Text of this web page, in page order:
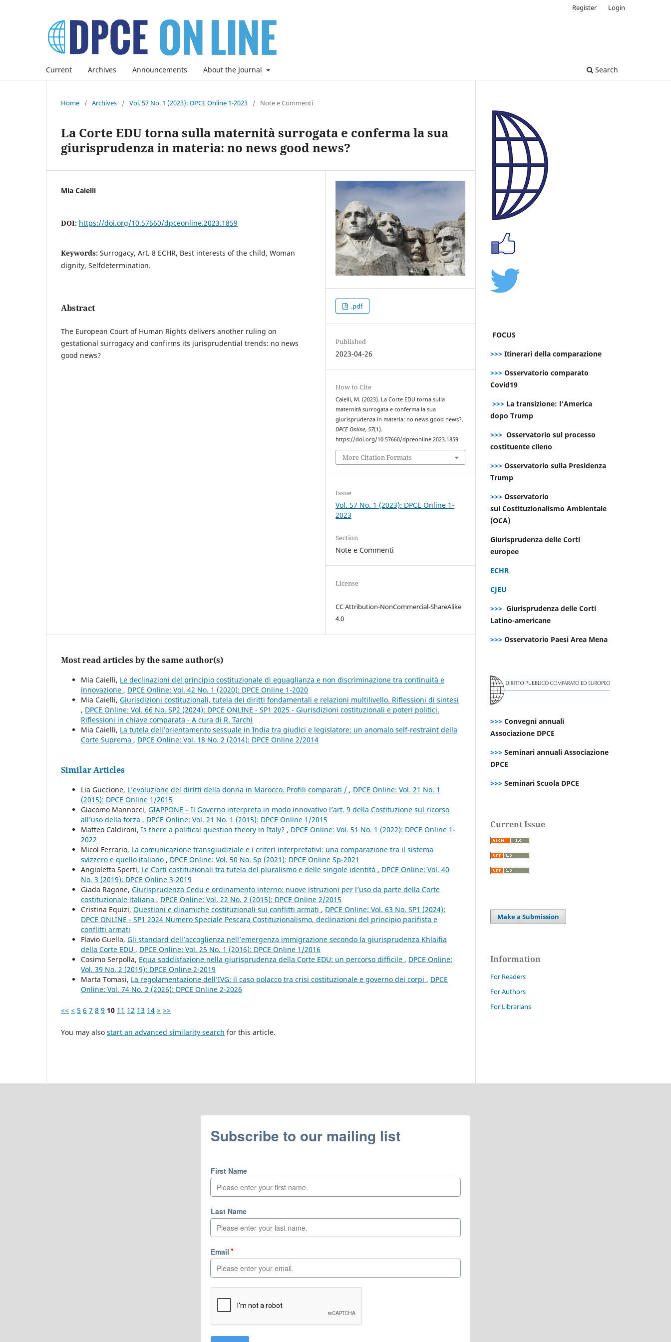
Current Archives Announcements About the Journal Search
Register Login
Home / Archives / Vol. 57 No. 1 (2023): DPCE Online 1-2023 / Note e Commenti
La Corte EDU torna sulla maternità surrogata e conferma la sua
giurisprudenza in materia: no news good news?
Mia Caielli
DOI: https://doi.org/10.57660/dpceonline.2023.1859
Keywords: Surrogacy, Art. 8 ECHR, Best interests of the child, Woman
dignity, Selfdetermination.
Abstract
The European Court of Human Rights delivers another ruling on
gestational surrogacy and confirms its jurisprudential trends: no news
good news?
.pdf
Published
2023-04-26
How to Cite
Caielli, M. (2023). La Corte EDU torna sulla
maternità surrogata e conferma la sua
giurisprudenza in materia: no news good news?.
DPCE Online,57(1).
https://doi.org/10.57660/dpceonline.2023.1859
More Citation Formats
Issue
Vol. 57 No. 1 (2023): DPCE Online 1-
2023
Section
Note e Commenti
License
CC Attribution-NonCommercial-ShareAlike
4.0
Most read articles by the same author(s)
Mia Caielli, Le declinazioni del principio costituzionale di eguaglianza e non discriminazione tra continuità e
innovazione , DPCE Online: Vol. 42 No. 1 (2020): DPCE Online 1-2020
Mia Caielli, Giurisdizioni costituzionali, tutela dei diritti fondamentali e relazioni multilivello. Riflessioni di sintesi
, DPCE Online: Vol. 66 No. SP2 (2024): DPCE ONLINE - SP1 2025 - Giurisdizioni costituzionali e poteri politici.
Riflessioni in chiave comparata - A cura di R. Tarchi
Mia Caielli, La tutela dell’orientamento sessuale in India tra giudici e legislatore: un anomalo self-restraint della
Corte Suprema , DPCE Online: Vol. 18 No. 2 (2014): DPCE Online 2/2014
Similar Articles
Lia Guccione, L’evoluzione dei diritti della donna in Marocco. Profili comparati / , DPCE Online: Vol. 21 No. 1
(2015): DPCE Online 1/2015
Giacomo Mannocci, GIAPPONE – Il Governo interpreta in modo innovativo l’art. 9 della Costituzione sul ricorso
all’uso della forza , DPCE Online: Vol. 21 No. 1 (2015): DPCE Online 1/2015
Matteo Caldironi, Is there a political question theory in Italy? , DPCE Online: Vol. 51 No. 1 (2022): DPCE Online 1-
2022
Micol Ferrario, La comunicazione transgiudiziale e i criteri interpretativi: una comparazione tra il sistema
svizzero e quello italiano , DPCE Online: Vol. 50 No. Sp (2021): DPCE Online Sp-2021
Angioletta Sperti, Le Corti costituzionali tra tutela del pluralismo e delle singole identità , DPCE Online: Vol. 40
No. 3 (2019): DPCE Online 3-2019
Giada Ragone, Giurisprudenza Cedu e ordinamento interno: nuove istruzioni per l’uso da parte della Corte
costituzionale italiana , DPCE Online: Vol. 22 No. 2 (2015): DPCE Online 2/2015
Cristina Equizi, Questioni e dinamiche costituzionali sui conflitti armati , DPCE Online: Vol. 63 No. SP1 (2024):
DPCE ONLINE - SP1 2024 Numero Speciale Pescara Costituzionalismo, declinazioni del principio pacifista e
conflitti armati
Flavio Guella, Gli standard dell’accoglienza nell’emergenza immigrazione secondo la giurisprudenza Khlaifia
della Corte EDU , DPCE Online: Vol. 25 No. 1 (2016): DPCE Online 1/2016
Cosimo Serpolla, Equa soddisfazione nella giurisprudenza della Corte EDU: un percorso difficile , DPCE Online:
Vol. 39 No. 2 (2019): DPCE Online 2-2019
Marta Tomasi, La regolamentazione dell’IVG: il caso polacco tra crisi costituzionale e governo dei corpi , DPCE
Online: Vol. 74 No. 2 (2026): DPCE Online 2-2026
<< < 5 6 7 8 9 10 11 12 13 14 > >>
You may also start an advanced similarity search for this article.
FOCUS
>>> Itinerari della comparazione
>>> Osservatorio comparato
Covid19
>>> La transizione: l’America
dopo Trump
>>> Osservatorio sul processo
costituente cileno
>>> Osservatorio sulla Presidenza
Trump
>>> Osservatorio
sul Costituzionalismo Ambientale
(OCA)
Giurisprudenza delle Corti
europee
ECHR
CJEU
>>> Giurisprudenza delle Corti
Latino-americane
>>> Osservatorio Paesi Area Mena
>>> Convegni annuali
Associazione DPCE
>>> Seminari annuali Associazione
DPCE
>>> Seminari Scuola DPCE
Current Issue
Make a Submission
Information
For Readers
For Authors
For Librarians